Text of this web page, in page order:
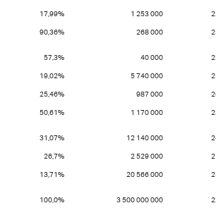
17,99% 1 253 000
90,36% 268 000
57,3% 40 000
19,02% 5 740 000
25,46% 987 000
50,61% 1 170 000
31,07% 12 140 000
26,7% 2 529 000
13,71% 20 566 000
100,0% 3 500 000 000